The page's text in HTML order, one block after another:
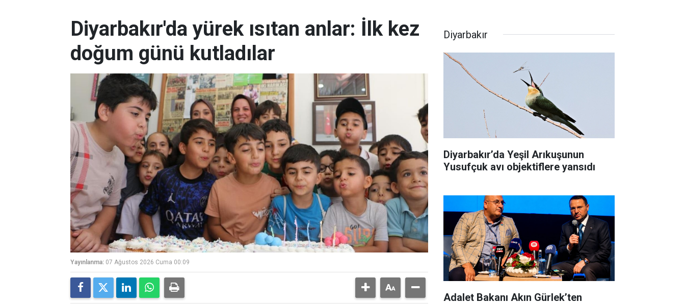
Diyarbakır'da yürek ısıtan anlar: İlk kez
doğum günü kutladılar
Yayınlanma: 07 Ağustos 2026 Cuma 00:09
Diyarbakır
Diyarbakır’da Yeşil Arıkuşunun
Yusufçuk avı objektiflere yansıdı
Adalet Bakanı Akın Gürlek’ten